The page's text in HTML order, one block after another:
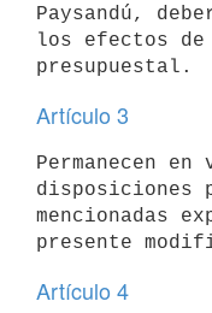
Paysandú,
los efectos
Artículo 3
Permanecen
disposiciones
mencionadas
Artículo 4